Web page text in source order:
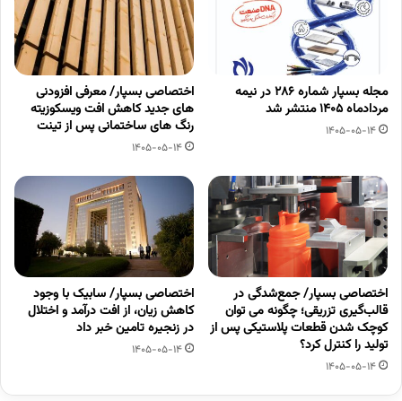
مجله بسپار شماره 286 در نیمه
مردادماه 1405 منتشر شد
1405-05-14
اختصاصی بسپار/ معرفی افزودنی
های جدید کاهش افت ویسکوزیته
رنگ های ساختمانی پس از تینت
1405-05-14
اختصاصی بسپار/ جمع‌شدگی در
قالب‌گیری تزریقی؛ چگونه می توان
کوچک شدن قطعات پلاستیکی پس از
تولید را کنترل کرد؟
1405-05-14
اختصاصی بسپار/ سابیک با وجود
کاهش زیان، از افت درآمد و اختلال
در زنجیره تامین خبر داد
1405-05-14